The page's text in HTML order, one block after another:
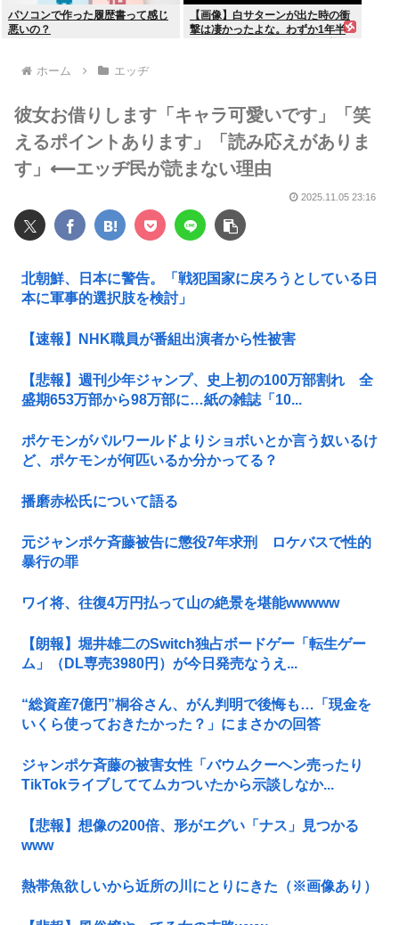
パソコンで作った履歴書って感じ
悪いの？
【画像】白サターンが出た時の衝
撃は凄かったよな。わずか1年半
ホーム エッヂ
彼女お借りします「キャラ可愛いです」「笑
えるポイントあります」「読み応えがありま
す」⟵エッヂ民が読まない理由
2025.11.05 23:16
北朝鮮、日本に警告。「戦犯国家に戻ろうとしている日
本に軍事的選択肢を検討」
【速報】NHK職員が番組出演者から性被害
【悲報】週刊少年ジャンプ、史上初の100万部割れ 全
盛期653万部から98万部に…紙の雑誌「10...
ポケモンがパルワールドよりショボいとか言う奴いるけ
ど、ポケモンが何匹いるか分かってる？
播磨赤松氏について語る
元ジャンポケ斉藤被告に懲役7年求刑 ロケバスで性的
暴行の罪
ワイ将、往復4万円払って山の絶景を堪能wwwww
【朗報】堀井雄二のSwitch独占ボードゲー「転生ゲー
ム」（DL専売3980円）が今日発売なうえ...
“総資産7億円”桐谷さん、がん判明で後悔も…「現金を
いくら使っておきたかった？」にまさかの回答
ジャンポケ斉藤の被害女性「バウムクーヘン売ったり
TikTokライブしててムカついたから示談しなか...
【悲報】想像の200倍、形がエグい「ナス」見つかる
www
熱帯魚欲しいから近所の川にとりにきた（※画像あり）